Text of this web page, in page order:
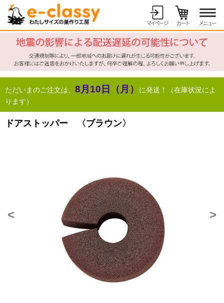
ただいまのご注文は、 8月10日（月）
に発送！（在庫状況によ
ります）
ドアストッパー 〈ブラウン〉
< >